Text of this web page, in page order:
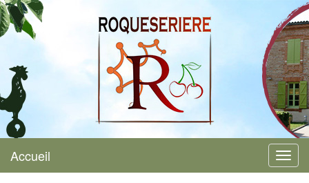
Roquesérière Menu
Accueil